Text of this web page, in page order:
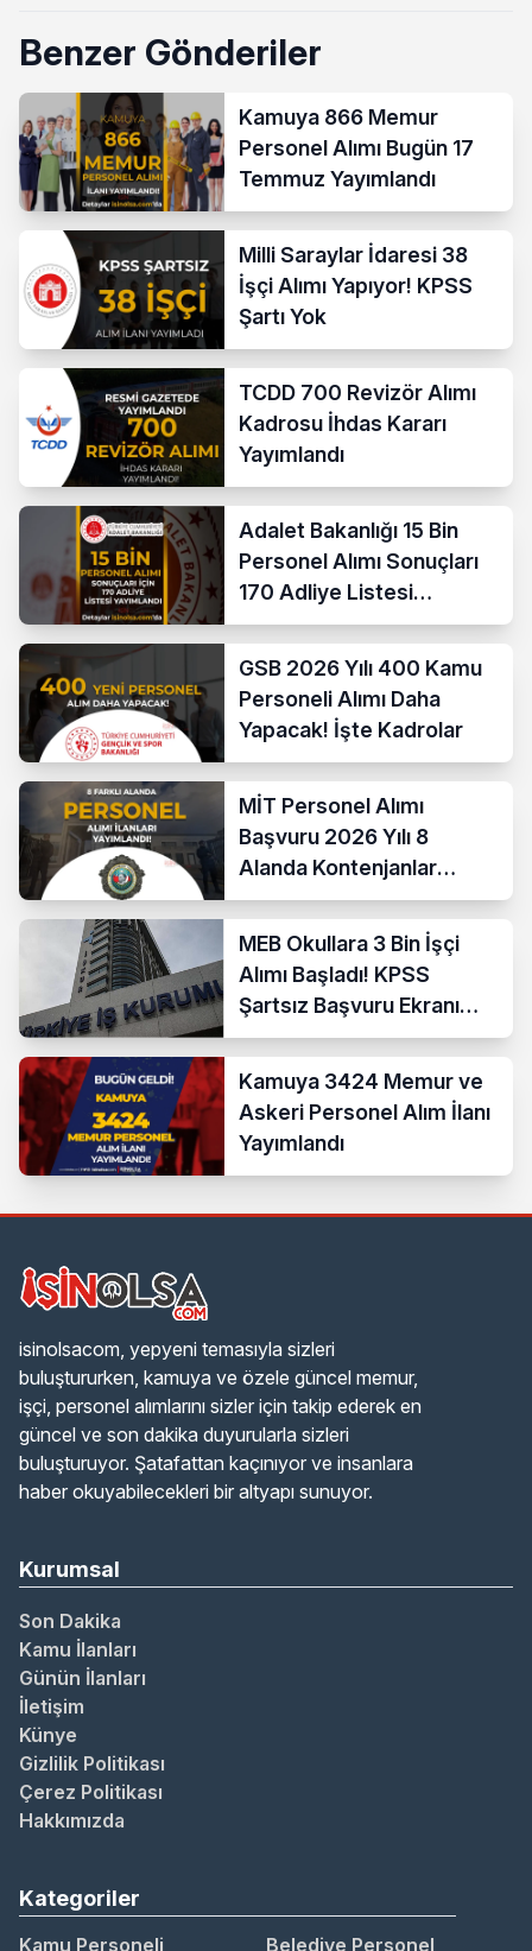
Benzer Gönderiler
Kamuya 866 Memur
Personel Alımı Bugün 17
Temmuz Yayımlandı
Milli Saraylar İdaresi 38
İşçi Alımı Yapıyor! KPSS
Şartı Yok
TCDD 700 Revizör Alımı
Kadrosu İhdas Kararı
Yayımlandı
Adalet Bakanlığı 15 Bin
Personel Alımı Sonuçları
170 Adliye Listesi
Açıklandı
GSB 2026 Yılı 400 Kamu
Personeli Alımı Daha
Yapacak! İşte Kadrolar
MİT Personel Alımı
Başvuru 2026 Yılı 8
Alanda Kontenjanlar
Nedir?
MEB Okullara 3 Bin İşçi
Alımı Başladı! KPSS
Şartsız Başvuru Ekranı
Açıldı
Kamuya 3424 Memur ve
Askeri Personel Alım İlanı
Yayımlandı
isinolsacom, yepyeni temasıyla sizleri
buluştururken, kamuya ve özele güncel memur,
işçi, personel alımlarını sizler için takip ederek en
güncel ve son dakika duyurularla sizleri
buluşturuyor. Şatafattan kaçınıyor ve insanlara
haber okuyabilecekleri bir altyapı sunuyor.
Kurumsal
Son Dakika
Kamu İlanları
Günün İlanları
İletişim
Künye
Gizlilik Politikası
Çerez Politikası
Hakkımızda
Kategoriler
Kamu Personeli Belediye Personel